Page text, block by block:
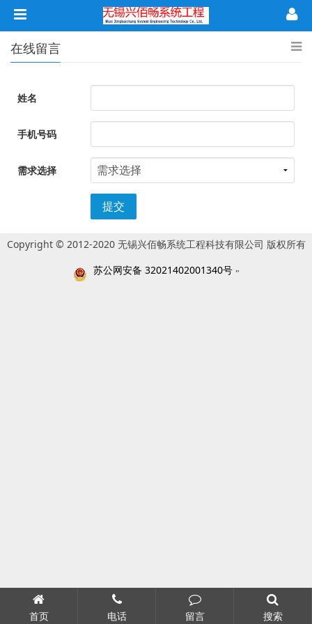
在线留言
姓名
手机号码
需求选择
提交
Copyright © 2012-2020 无锡兴佰畅系统工程科技有限公司 版权所有
苏公网安备 32021402001340号"
首页 电话 留言 搜索